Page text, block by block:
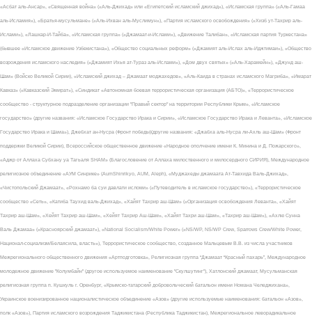
«Асбат аль-Ансар», «Священная война» («Аль-Джихад» или «Египетский исламский джихад»), «Исламская группа» («Аль-Гамаа
аль-Исламия»), «Братья-мусульмане» («Аль-Ихван аль-Муслимун»), «Партия исламского освобождения» («Хизб ут-Тахрир аль-
Ислами»), «Лашкар-И-Тайба», «Исламская группа» («Джамаат-и-Ислами»), «Движение Талибан», «Исламская партия Туркестана»
(бывшее «Исламское движение Узбекистана»), «Общество социальных реформ» («Джамият аль-Ислах аль-Иджтимаи»), «Общество
возрождения исламского наследия» («Джамият Ихья ат-Тураз аль-Ислами»), «Дом двух святых» («Аль-Харамейн»), «Джунд аш-
Шам» (Войско Великой Сирии), «Исламский джихад – Джамаат моджахедов», «Аль-Каида в странах исламского Магриба», «Имарат
Кавказ» («Кавказский Эмират»), «Синдикат «Автономная боевая террористическая организация (АБТО)», «Террористическое
сообщество - структурное подразделение организации "Правый сектор" на территории Республики Крым», «Исламское
государство» (другие названия: «Исламское Государство Ирака и Сирии», «Исламское Государство Ирака и Леванта», «Исламское
Государство Ирака и Шама»), Джебхат ан-Нусра (Фронт победы)(другие названия: «Джабха аль-Нусра ли-Ахль аш-Шам» (Фронт
поддержки Великой Сирии), Всероссийское общественное движение «Народное ополчение имени К. Минина и Д. Пожарского»,
«Аджр от Аллаха Субхану уа Тагьаля SHAM» (Благословение от Аллаха милоственного и милосердного СИРИЯ), Международное
религиозное объединение «АУМ Синрике» (AumShinrikyo, AUM, Aleph), «Муджахеды джамаата Ат-Тавхида Валь-Джихад»,
«Чистопольский Джамаат», «Рохнамо ба суи давлати исломи» («Путеводитель в исламское государство»), «Террористическое
сообщество «Сеть», «Катиба Таухид валь-Джихад», «Хайят Тахрир аш-Шам» («Организация освобождения Леванта», «Хайят
Тахрир аш-Шам», «Хейят Тахрир аш-Шам», «Хейят Тахрир Аш-Шам», «Хайят Тахри аш-Шам», «Тахрир аш-Шам»), «Ахлю Сунна
Валь Джамаа» («Красноярский джамаат»), «National Socialism/White Power» («NS/WP, NS/WP Crew, Sparrows Crew/White Power,
Национал-социализм/Белаясила, власть»), Террористическое сообщество, созданное Мальцевым В.В. из числа участников
Межрегионального общественного движения «Артподготовка», Религиозная группа “Джамаат “Красный пахарь”, Международное
молодежное движение "Колумбайн" (другое используемое наименование "Скулшутинг"), Хатлонский джамаат, Мусульманская
религиозная группа п. Кушкуль г. Оренбург, «Крымско-татарский добровольческий батальон имени Номана Челеджихана»,
Украинское военизированное националистическое объединение «Азов» (другие используемые наименования: батальон «Азов»,
полк «Азов»), Партия исламского возрождения Таджикистана (Республика Таджикистан), Межрегиональное леворадикальное